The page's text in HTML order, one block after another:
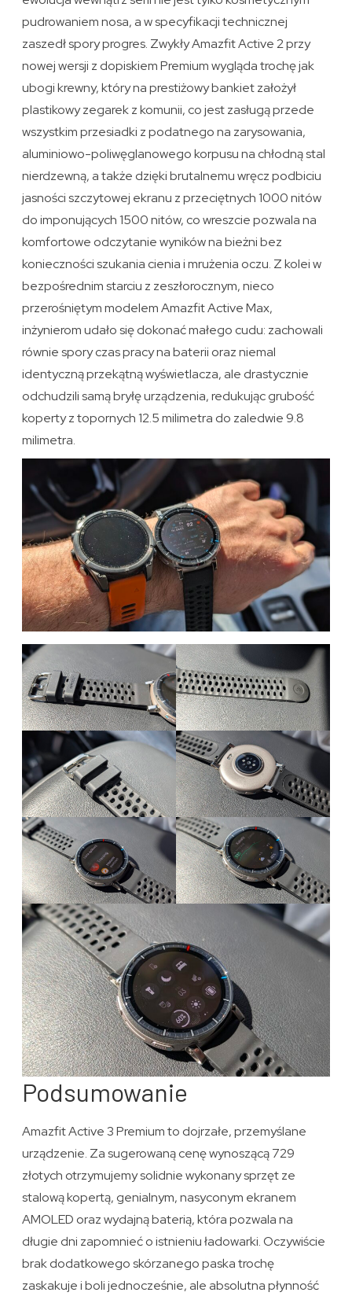
pudrowaniem nosa, a w specyfikacji technicznej
zaszedł spory progres. Zwykły Amazfit Active 2 przy
nowej wersji z dopiskiem Premium wygląda trochę jak
ubogi krewny, który na prestiżowy bankiet założył
plastikowy zegarek z komunii, co jest zasługą przede
wszystkim przesiadki z podatnego na zarysowania,
aluminiowo-poliwęglanowego korpusu na chłodną stal
nierdzewną, a także dzięki brutalnemu wręcz podbiciu
jasności szczytowej ekranu z przeciętnych 1000 nitów
do imponujących 1500 nitów, co wreszcie pozwala na
komfortowe odczytanie wyników na bieżni bez
konieczności szukania cienia i mrużenia oczu. Z kolei w
bezpośrednim starciu z zeszłorocznym, nieco
przerośniętym modelem Amazfit Active Max,
inżynierom udało się dokonać małego cudu: zachowali
równie spory czas pracy na baterii oraz niemal
identyczną przekątną wyświetlacza, ale drastycznie
odchudzili samą bryłę urządzenia, redukując grubość
koperty z topornych 12.5 milimetra do zaledwie 9.8
milimetra.
Podsumowanie
Amazfit Active 3 Premium to dojrzałe, przemyślane
urządzenie. Za sugerowaną cenę wynoszącą 729
złotych otrzymujemy solidnie wykonany sprzęt ze
stalową kopertą, genialnym, nasyconym ekranem
AMOLED oraz wydajną baterią, która pozwala na
długie dni zapomnieć o istnieniu ładowarki. Oczywiście
brak dodatkowego skórzanego paska trochę
zaskakuje i boli jednocześnie, ale absolutna płynność